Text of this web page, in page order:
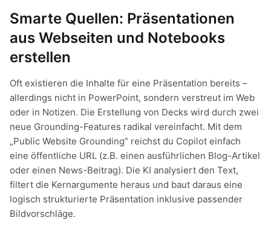
Smarte Quellen: Präsentationen
aus Webseiten und Notebooks
erstellen
Oft existieren die Inhalte für eine Präsentation bereits –
allerdings nicht in PowerPoint, sondern verstreut im Web
oder in Notizen. Die Erstellung von Decks wird durch zwei
neue Grounding-Features radikal vereinfacht. Mit dem
„Public Website Grounding“ reichst du Copilot einfach
eine öffentliche URL (z.B. einen ausführlichen Blog-Artikel
oder einen News-Beitrag). Die KI analysiert den Text,
filtert die Kernargumente heraus und baut daraus eine
logisch strukturierte Präsentation inklusive passender
Bildvorschläge.